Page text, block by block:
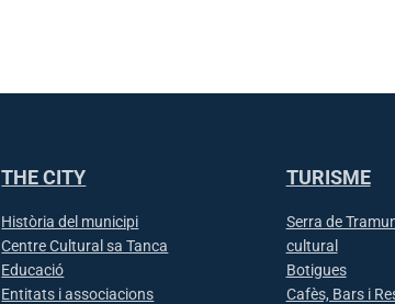
THE CITY
Història del municipi
Centre Cultural sa Tanca
Educació
Entitats i associacions
TURISME
Serra de
cultural
Botigues
Cafès, Bars i